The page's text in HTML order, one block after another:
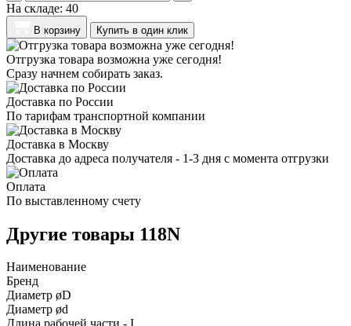
На складе: 40
В корзину Купить в один клик
Отгрузка товара возможна уже сегодня!
Сразу начнем собирать заказ.
Доставка по России
По тарифам транспортной компании
Доставка в Москву
Доставка до адреса получателя - 1-3 дня с момента отгрузки
Оплата
По выставленному счету
Другие товары 118N
Наименование
Бренд
Диаметр øD
Диаметр ød